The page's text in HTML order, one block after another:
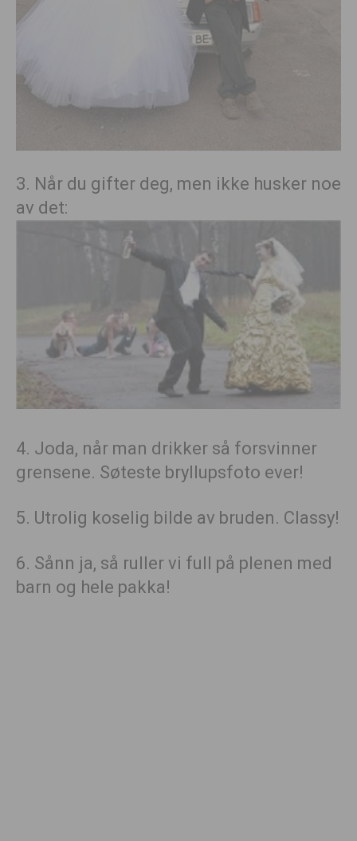
3. Når du gifter deg, men ikke husker noe
av det:
4. Joda, når man drikker så forsvinner
grensene. Søteste bryllupsfoto ever!
5. Utrolig koselig bilde av bruden. Classy!
6. Sånn ja, så ruller vi full på plenen med
barn og hele pakka!